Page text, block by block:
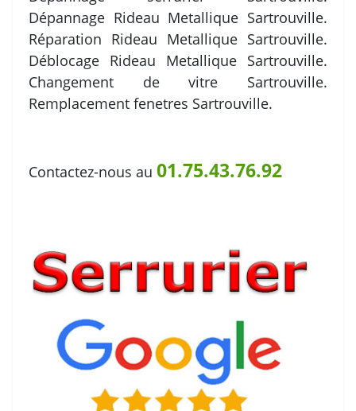
Dépannage Rideau Metallique Sartrouville.
Réparation Rideau Metallique Sartrouville.
Déblocage Rideau Metallique Sartrouville.
Changement de vitre Sartrouville.
Remplacement fenetres Sartrouville.
Contactez-nous au 01.75.43.76.92